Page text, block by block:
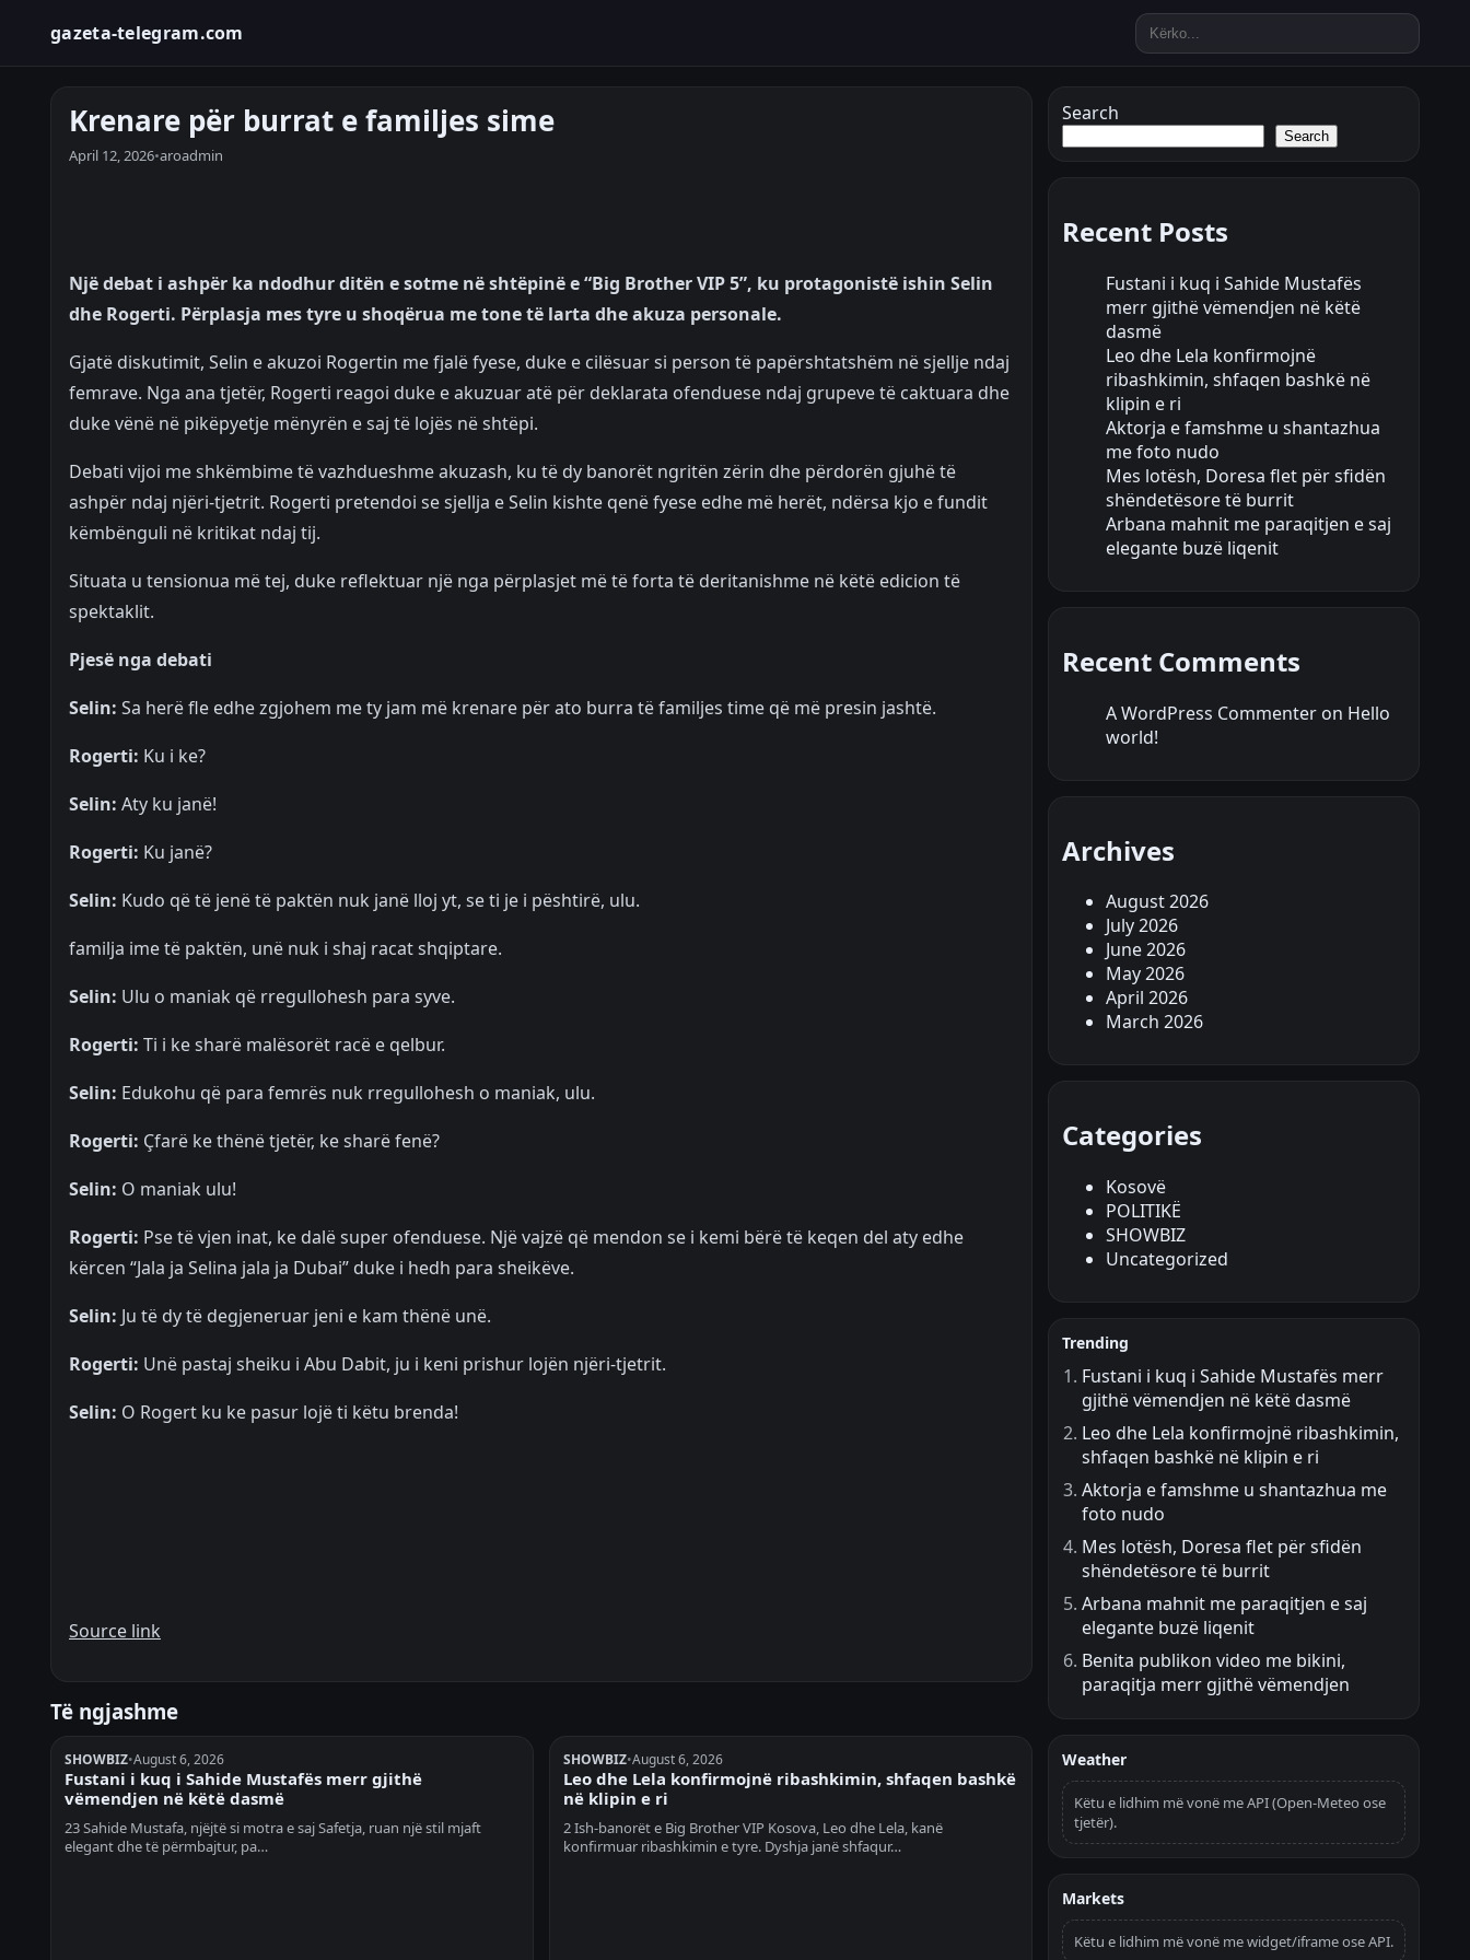
gazeta-telegram.com
Krenare për burrat e familjes sime
April 12, 2026•aroadmin
Një debat i ashpër ka ndodhur ditën e sotme në shtëpinë e “Big Brother VIP 5”, ku protagonistë ishin Selin
dhe Rogerti. Përplasja mes tyre u shoqërua me tone të larta dhe akuza personale.
Gjatë diskutimit, Selin e akuzoi Rogertin me fjalë fyese, duke e cilësuar si person të papërshtatshëm në sjellje ndaj
femrave. Nga ana tjetër, Rogerti reagoi duke e akuzuar atë për deklarata ofenduese ndaj grupeve të caktuara dhe
duke vënë në pikëpyetje mënyrën e saj të lojës në shtëpi.
Debati vijoi me shkëmbime të vazhdueshme akuzash, ku të dy banorët ngritën zërin dhe përdorën gjuhë të
ashpër ndaj njëri-tjetrit. Rogerti pretendoi se sjellja e Selin kishte qenë fyese edhe më herët, ndërsa kjo e fundit
këmbënguli në kritikat ndaj tij.
Situata u tensionua më tej, duke reflektuar një nga përplasjet më të forta të deritanishme në këtë edicion të
spektaklit.
Pjesë nga debati
Selin: Sa herë fle edhe zgjohem me ty jam më krenare për ato burra të familjes time që më presin jashtë.
Rogerti: Ku i ke?
Selin: Aty ku janë!
Rogerti: Ku janë?
Selin: Kudo që të jenë të paktën nuk janë lloj yt, se ti je i pështirë, ulu.
familja ime të paktën, unë nuk i shaj racat shqiptare.
Selin: Ulu o maniak që rregullohesh para syve.
Rogerti: Ti i ke sharë malësorët racë e qelbur.
Selin: Edukohu që para femrës nuk rregullohesh o maniak, ulu.
Rogerti: Çfarë ke thënë tjetër, ke sharë fenë?
Selin: O maniak ulu!
Rogerti: Pse të vjen inat, ke dalë super ofenduese. Një vajzë që mendon se i kemi bërë të keqen del aty edhe
kërcen “Jala ja Selina jala ja Dubai” duke i hedh para sheikëve.
Selin: Ju të dy të degjeneruar jeni e kam thënë unë.
Rogerti: Unë pastaj sheiku i Abu Dabit, ju i keni prishur lojën njëri-tjetrit.
Selin: O Rogert ku ke pasur lojë ti këtu brenda!
Source link
Të ngjashme
SHOWBIZ•August 6, 2026
Fustani i kuq i Sahide Mustafës merr gjithë
vëmendjen në këtë dasmë
23 Sahide Mustafa, njëjtë si motra e saj Safetja, ruan një stil mjaft
elegant dhe të përmbajtur, pa…
SHOWBIZ•August 6, 2026
Leo dhe Lela konfirmojnë ribashkimin, shfaqen bashkë
në klipin e ri
2 Ish-banorët e Big Brother VIP Kosova, Leo dhe Lela, kanë
konfirmuar ribashkimin e tyre. Dyshja janë shfaqur…
Search
Search
Recent Posts
Fustani i kuq i Sahide Mustafës
merr gjithë vëmendjen në këtë
dasmë
Leo dhe Lela konfirmojnë
ribashkimin, shfaqen bashkë në
klipin e ri
Aktorja e famshme u shantazhua
me foto nudo
Mes lotësh, Doresa flet për sfidën
shëndetësore të burrit
Arbana mahnit me paraqitjen e saj
elegante buzë liqenit
Recent Comments
A WordPress Commenter on Hello
world!
Archives
August 2026
July 2026
June 2026
May 2026
April 2026
March 2026
Categories
Kosovë
POLITIKË
SHOWBIZ
Uncategorized
Trending
Fustani i kuq i Sahide Mustafës merr
gjithë vëmendjen në këtë dasmë
Leo dhe Lela konfirmojnë ribashkimin,
shfaqen bashkë në klipin e ri
Aktorja e famshme u shantazhua me
foto nudo
Mes lotësh, Doresa flet për sfidën
shëndetësore të burrit
Arbana mahnit me paraqitjen e saj
elegante buzë liqenit
Benita publikon video me bikini,
paraqitja merr gjithë vëmendjen
Weather
Këtu e lidhim më vonë me API (Open-Meteo ose
tjetër).
Markets
Këtu e lidhim më vonë me widget/iframe ose API.